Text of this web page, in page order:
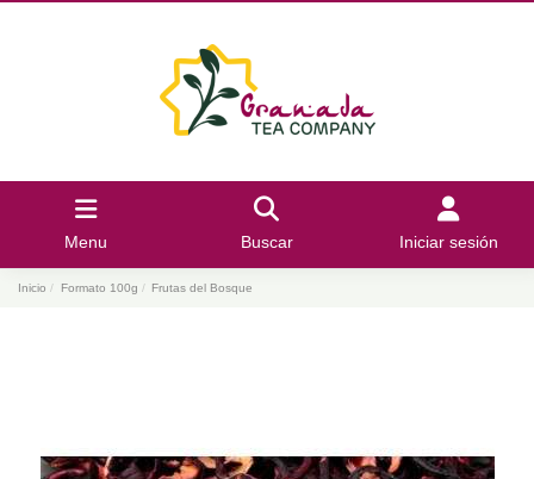
Menu Buscar Iniciar sesión
Inicio Formato 100g Frutas del Bosque